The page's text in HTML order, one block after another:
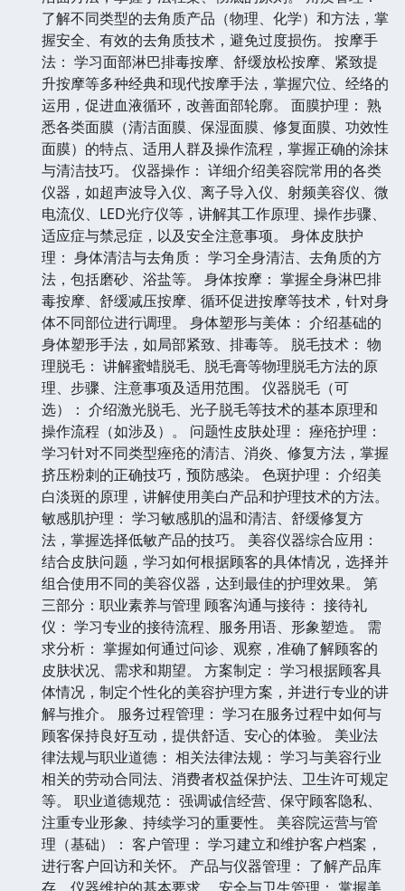
了解不同类型的去角质产品（物理、化学）和方法，掌
握安全、有效的去角质技术，避免过度损伤。 按摩手
法： 学习面部淋巴排毒按摩、舒缓放松按摩、紧致提
升按摩等多种经典和现代按摩手法，掌握穴位、经络的
运用，促进血液循环，改善面部轮廓。 面膜护理： 熟
悉各类面膜（清洁面膜、保湿面膜、修复面膜、功效性
面膜）的特点、适用人群及操作流程，掌握正确的涂抹
与清洁技巧。 仪器操作： 详细介绍美容院常用的各类
仪器，如超声波导入仪、离子导入仪、射频美容仪、微
电流仪、LED光疗仪等，讲解其工作原理、操作步骤、
适应症与禁忌症，以及安全注意事项。 身体皮肤护
理： 身体清洁与去角质： 学习全身清洁、去角质的方
法，包括磨砂、浴盐等。 身体按摩： 掌握全身淋巴排
毒按摩、舒缓减压按摩、循环促进按摩等技术，针对身
体不同部位进行调理。 身体塑形与美体： 介绍基础的
身体塑形手法，如局部紧致、排毒等。 脱毛技术： 物
理脱毛： 讲解蜜蜡脱毛、脱毛膏等物理脱毛方法的原
理、步骤、注意事项及适用范围。 仪器脱毛（可
选）： 介绍激光脱毛、光子脱毛等技术的基本原理和
操作流程（如涉及）。 问题性皮肤处理： 痤疮护理：
学习针对不同类型痤疮的清洁、消炎、修复方法，掌握
挤压粉刺的正确技巧，预防感染。 色斑护理： 介绍美
白淡斑的原理，讲解使用美白产品和护理技术的方法。
敏感肌护理： 学习敏感肌的温和清洁、舒缓修复方
法，掌握选择低敏产品的技巧。 美容仪器综合应用：
结合皮肤问题，学习如何根据顾客的具体情况，选择并
组合使用不同的美容仪器，达到最佳的护理效果。 第
三部分：职业素养与管理 顾客沟通与接待： 接待礼
仪： 学习专业的接待流程、服务用语、形象塑造。 需
求分析： 掌握如何通过问诊、观察，准确了解顾客的
皮肤状况、需求和期望。 方案制定： 学习根据顾客具
体情况，制定个性化的美容护理方案，并进行专业的讲
解与推介。 服务过程管理： 学习在服务过程中如何与
顾客保持良好互动，提供舒适、安心的体验。 美业法
律法规与职业道德： 相关法律法规： 学习与美容行业
相关的劳动合同法、消费者权益保护法、卫生许可规定
等。 职业道德规范： 强调诚信经营、保守顾客隐私、
注重专业形象、持续学习的重要性。 美容院运营与管
理（基础）： 客户管理： 学习建立和维护客户档案，
进行客户回访和关怀。 产品与仪器管理： 了解产品库